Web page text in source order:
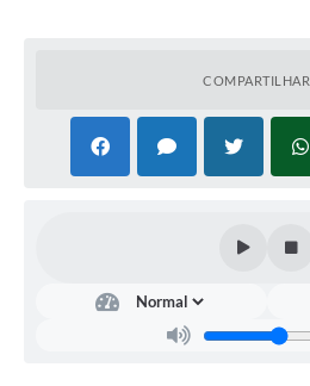
COMPARTILHAR